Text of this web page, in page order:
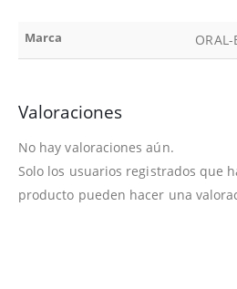
Marca ORAL-
Valoraciones
No hay valoraciones aún.
Solo los usuarios registrados que
producto pueden hacer una